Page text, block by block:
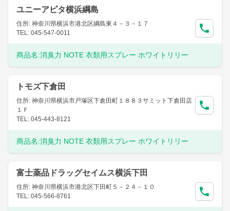
ユニーアピタ横浜綱島
住所: 神奈川県横浜市港北区綱島東４－３－１７
TEL: 045-547-0011
商品名:消臭力 NOTE 衣類用スプレー ホワイトリリー
トモズ下倉田
住所: 神奈川県横浜市戸塚区下倉田町１８８３サミット下倉田店
１Ｆ
TEL: 045-443-8121
商品名:消臭力 NOTE 衣類用スプレー ホワイトリリー
富士薬品ドラッグセイムス横浜下田
住所: 神奈川県横浜市港北区下田町５－２４－１０
TEL: 045-566-8761